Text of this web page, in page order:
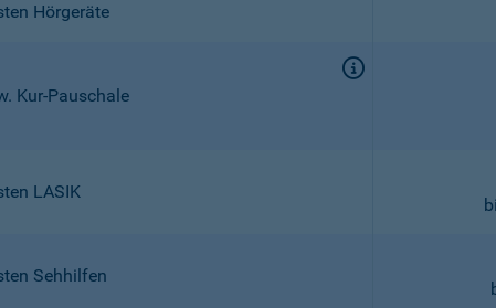
Hörgeräte
Kur-Pauschale
LASIK
Sehhilfen